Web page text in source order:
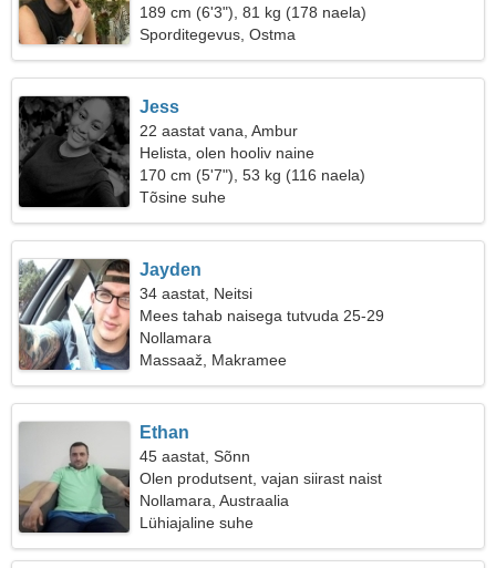
189 cm (6'3"), 81 kg (178 naela)
Sporditegevus, Ostma
Jess
22 aastat vana, Ambur
Helista, olen hooliv naine
170 cm (5'7"), 53 kg (116 naela)
Tõsine suhe
Jayden
34 aastat, Neitsi
Mees tahab naisega tutvuda 25-29
Nollamara
Massaaž, Makramee
Ethan
45 aastat, Sõnn
Olen produtsent, vajan siirast naist
Nollamara, Austraalia
Lühiajaline suhe